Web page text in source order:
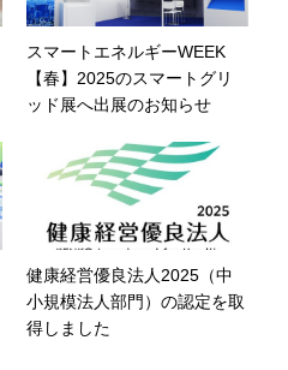
スマートエネルギーWEEK
【春】2025のスマートグリ
ッド展へ出展のお知らせ
健康経営優良法人2025（中
小規模法人部門）の認定を取
得しました